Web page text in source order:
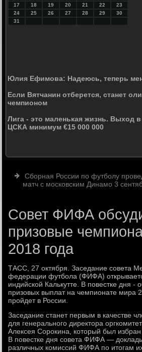
17
18 19 20 21 22
23
24
25 26 27 28 29
30
31
Юлия Ефимова: Надеюсь, теперь
Если Вятчанин отберется, станет
чемпионом
Лига - это маленькая жизнь. Выход в
ЦСКА минимум €15 000 000
Сборная России по футболу
матч с московским Динамо 3
Совет ФИФА
призовые
2018 года
ТАСС, 27 октября. Заседание совета
федерации футбола (ФИФА)
индийской Калькутте. В повестке дня -
призовых выплат на чемпионате мира
пройдет в России.
Заседание станет первым в качестве
для генерального директора
Алексея Сорокина, который был избран
В повестке дня совета ФИФА —
различных комиссий ФИФА по итогам